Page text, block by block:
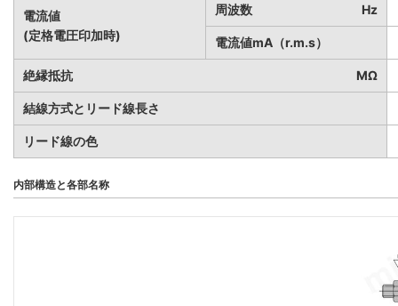
電流値
(定格電圧印加時)
周波数 Hz
電流値mA（r.m.s）
絶縁抵抗 MΩ
結線方式とリード線長さ
リード線の色
内部構造と各部名称